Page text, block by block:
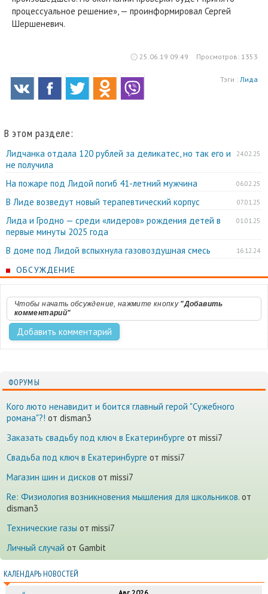
процессуальное решение», — проинформировал Сергей
Шершеневич.
25.06.19 09:49 Просмотров: 1353
Тэги : Лида
В этом разделе:
24.02.25
Лидчанка отдала 120 рублей за деликатес, но так его и
не получила
06.02.25
На пожаре под Лидой погиб 41-летний мужчина
07.01.25
В Лиде возведут новый терапевтический корпус
01.01.25
Лида и Гродно — среди «лидеров» рождения детей в
первые минуты 2025 года
16.12.24
В доме под Лидой вспыхнула газовоздушная смесь
ОБСУЖДЕНИЕ
Чтобы начать обсуждение, нажмите кнопку "Добавить
комментарий"
ФОРУМЫ
Кого люто ненавидит и боится главный герой "Сужебного
романа"?! от disman3
Заказать свадьбу под ключ в Екатеринбурге от missi7
Cвадьба под ключ в Екатеринбурге от missi7
Магазин шин и дисков от missi7
Re: Физиология возникновения мышления для школьников. от
disman3
Технические газы от missi7
Личный случай от Gambit
КАЛЕНДАРЬ НОВОСТЕЙ